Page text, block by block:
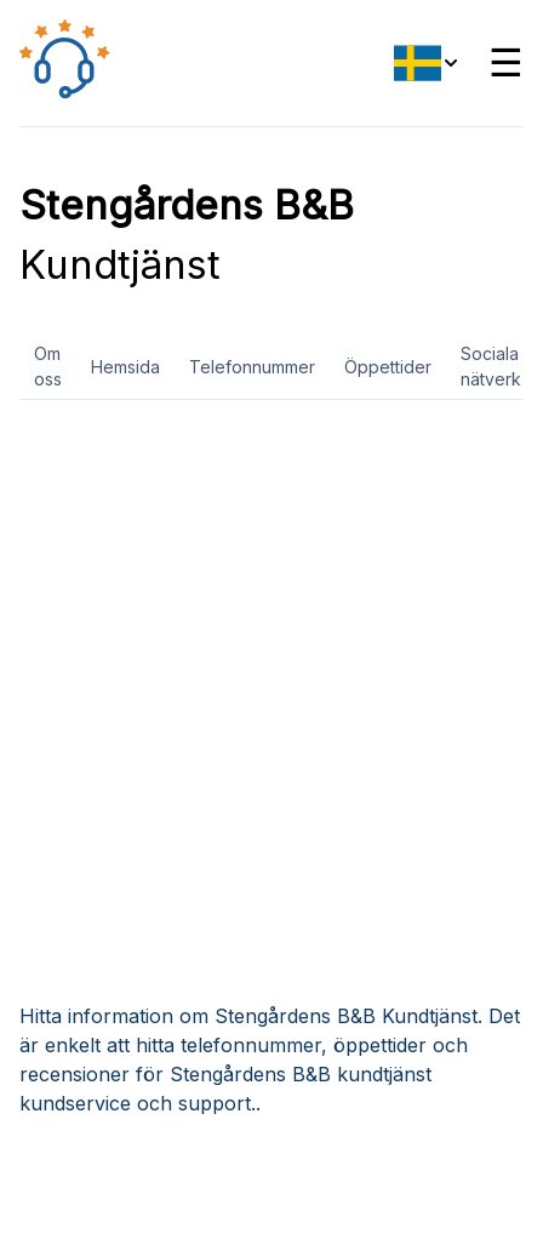
☰
Stengårdens B&B
Kundtjänst
Om
oss
Hemsida Telefonnummer Öppettider
Sociala
nätverk
Hitta information om Stengårdens B&B Kundtjänst. Det
är enkelt att hitta telefonnummer, öppettider och
recensioner för Stengårdens B&B kundtjänst
kundservice och support..